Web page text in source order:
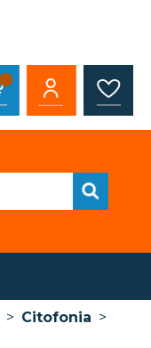
> Citofonia >